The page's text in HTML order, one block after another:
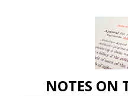
NOTES ON